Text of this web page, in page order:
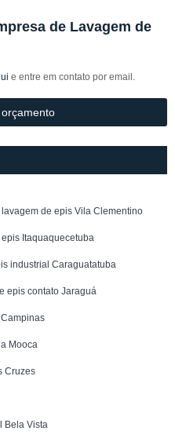
de Lavagem de
e entre em contato por email.
de epis Vila Clementino
Itaquaquecetuba
industrial Caraguatatuba
epis contato Jaraguá
Mooca
Cruzes
Bela Vista